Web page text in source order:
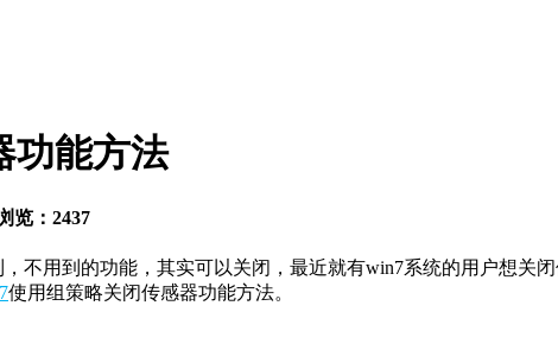
功能方法
览： 2437
不用到的功能，其实可以关闭，最近就有win7系统的用户想关
使用组策略关闭传感器功能方法。